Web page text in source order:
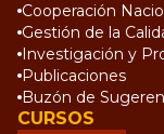
Cooperación
Gestión de la
Investigación y
Publicaciones
Buzón de
CURSOS